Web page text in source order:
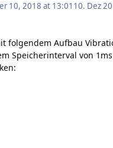
10, 2018 at 13:01 10. Dez
folgendem Aufbau
Speicherinterval von